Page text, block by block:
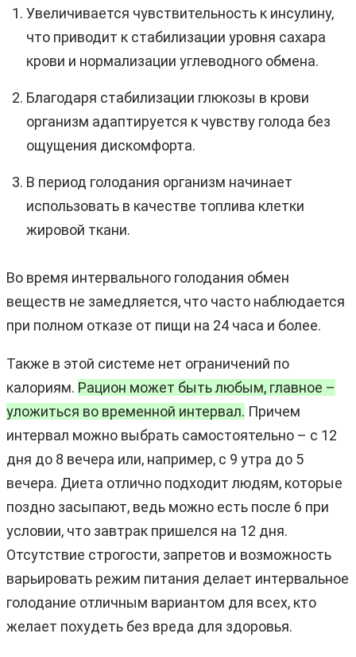
Увеличивается чувствительность к инсулину,
что приводит к стабилизации уровня сахара
крови и нормализации углеводного обмена.
Благодаря стабилизации глюкозы в крови
организм адаптируется к чувству голода без
ощущения дискомфорта.
В период голодания организм начинает
использовать в качестве топлива клетки
жировой ткани.
Во время интервального голодания обмен
веществ не замедляется, что часто наблюдается
при полном отказе от пищи на 24 часа и более.
Также в этой системе нет ограничений по
калориям. Рацион может быть любым, главное –
уложиться во временной интервал. Причем
интервал можно выбрать самостоятельно – с 12
дня до 8 вечера или, например, с 9 утра до 5
вечера. Диета отлично подходит людям, которые
поздно засыпают, ведь можно есть после 6 при
условии, что завтрак пришелся на 12 дня.
Отсутствие строгости, запретов и возможность
варьировать режим питания делает интервальное
голодание отличным вариантом для всех, кто
желает похудеть без вреда для здоровья.